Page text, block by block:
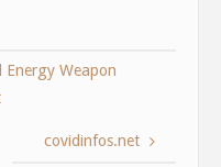
Weapon
covidinfos.net